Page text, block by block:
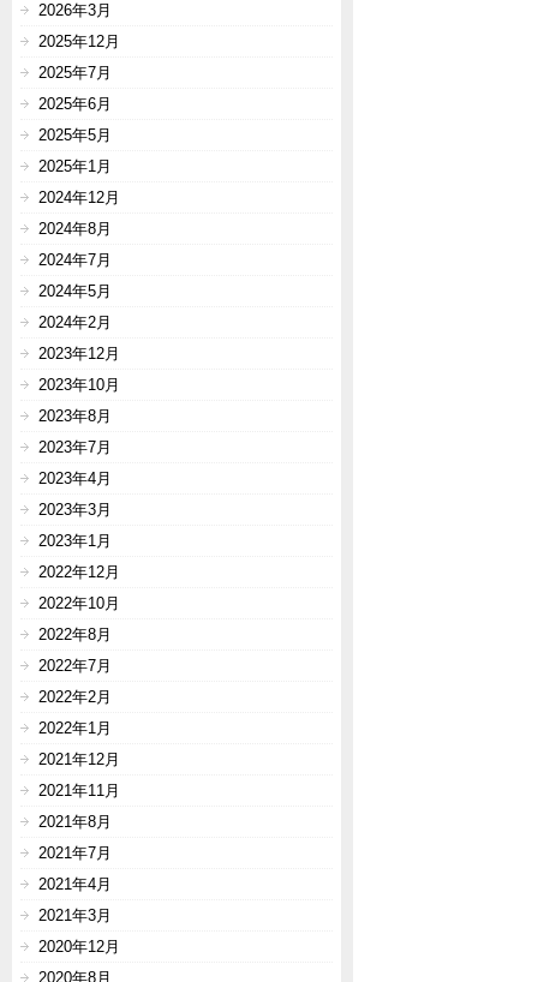
2026年3月
2025年12月
2025年7月
2025年6月
2025年5月
2025年1月
2024年12月
2024年8月
2024年7月
2024年5月
2024年2月
2023年12月
2023年10月
2023年8月
2023年7月
2023年4月
2023年3月
2023年1月
2022年12月
2022年10月
2022年8月
2022年7月
2022年2月
2022年1月
2021年12月
2021年11月
2021年8月
2021年7月
2021年4月
2021年3月
2020年12月
2020年8月